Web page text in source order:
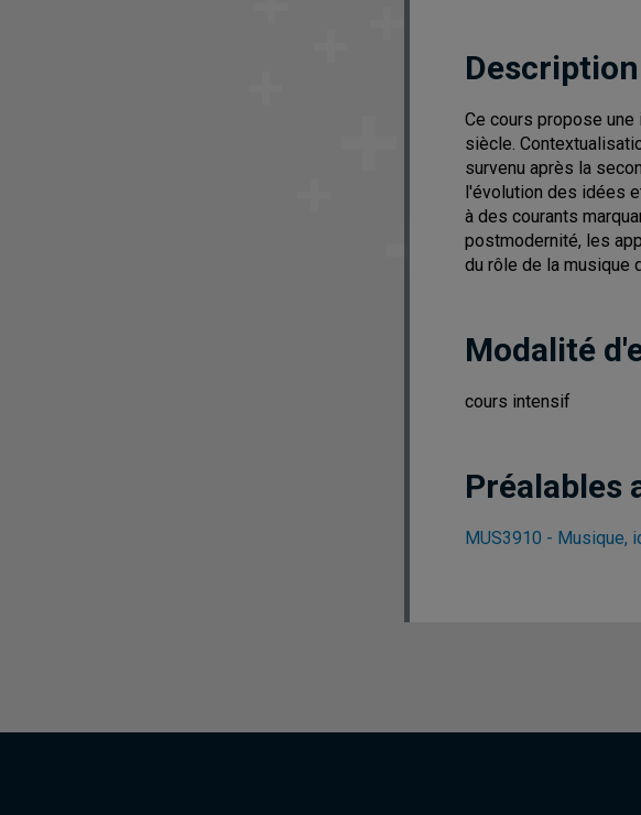
Description
Ce cours propose
siècle.
survenu après la
l'évolution des idées
à des courants
postmodernité, les
du rôle de la musique
Modalité
cours intensif
Préalables
MUS3910 - Musique,